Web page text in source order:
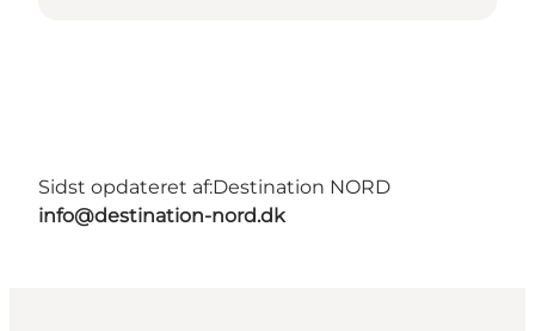
Sidst opdateret af:Destination NORD
info@destination-nord.dk